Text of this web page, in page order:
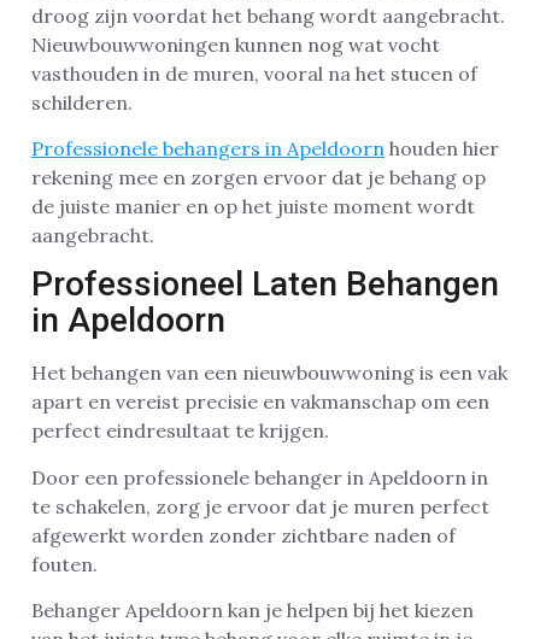
droog zijn voordat het behang wordt aangebracht.
Nieuwbouwwoningen kunnen nog wat vocht
vasthouden in de muren, vooral na het stucen of
schilderen.
Professionele behangers in Apeldoorn houden hier
rekening mee en zorgen ervoor dat je behang op
de juiste manier en op het juiste moment wordt
aangebracht.
Professioneel Laten Behangen
in Apeldoorn
Het behangen van een nieuwbouwwoning is een vak
apart en vereist precisie en vakmanschap om een
perfect eindresultaat te krijgen.
Door een professionele behanger in Apeldoorn in
te schakelen, zorg je ervoor dat je muren perfect
afgewerkt worden zonder zichtbare naden of
fouten.
Behanger Apeldoorn kan je helpen bij het kiezen